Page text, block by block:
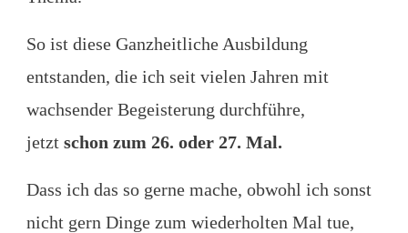
So ist diese Ganzheitliche Ausbildung
entstanden, die ich seit vielen Jahren mit
wachsender Begeisterung durchführe,
jetzt schon zum 26. oder 27. Mal.
Dass ich das so gerne mache, obwohl ich sonst
nicht gern Dinge zum wiederholten Mal tue,